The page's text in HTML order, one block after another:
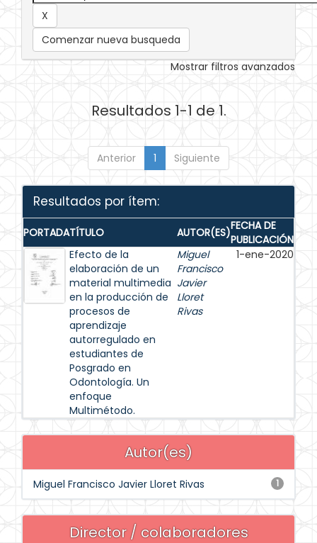
Comenzar nueva busqueda
Mostrar filtros avanzados
Resultados 1-1 de 1.
Anterior 1 Siguiente
Resultados por ítem:
PORTADATÍTULO AUTOR(ES)FECHA DE
PUBLICACIÓN
Efecto de la
elaboración de un
material multimedia
en la producción de
procesos de
aprendizaje
autorregulado en
estudiantes de
Posgrado en
Odontología. Un
enfoque
Multimétodo.
Miguel
Francisco
Javier
Lloret
Rivas
1-ene-2020
Autor(es)
1
Miguel Francisco Javier Lloret Rivas
Director / colaboradores